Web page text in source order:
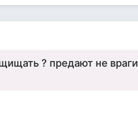
? предают не враги